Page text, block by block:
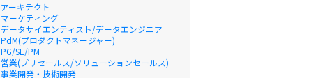
アーキテクト
マーケティング
データサイエンティスト/データエンジニア
PdM(プロダクトマネージャー)
PG/SE/PM
営業(プリセールス/ソリューションセールス)
事業開発・技術開発